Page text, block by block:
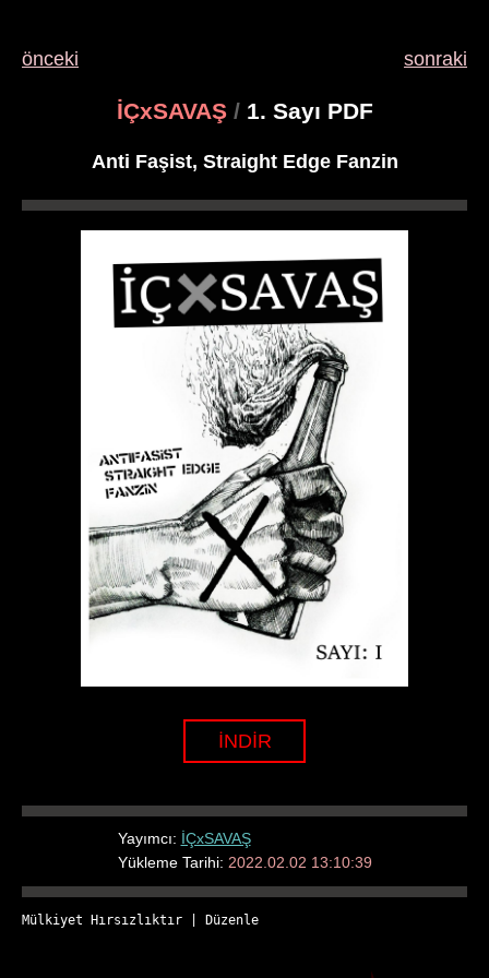
önceki sonraki
İÇxSAVAŞ /1. Sayı PDF
Anti Faşist, Straight Edge Fanzin
İNDİR
Yayımcı: İÇxSAVAŞ
Yükleme Tarihi: 2022.02.02 13:10:39
Mülkiyet Hırsızlıktır Düzenle